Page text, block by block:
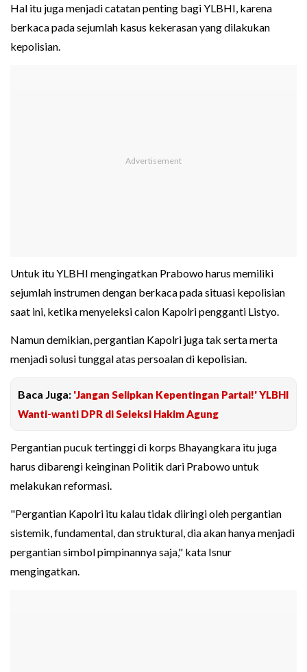
Hal itu juga menjadi catatan penting bagi YLBHI, karena
berkaca pada sejumlah kasus kekerasan yang dilakukan
kepolisian.
Untuk itu YLBHI mengingatkan Prabowo harus memiliki
sejumlah instrumen dengan berkaca pada situasi kepolisian
saat ini, ketika menyeleksi calon Kapolri pengganti Listyo.
Namun demikian, pergantian Kapolri juga tak serta merta
menjadi solusi tunggal atas persoalan di kepolisian.
Baca Juga: 'Jangan Selipkan Kepentingan Partai!' YLBHI
Wanti-wanti DPR di Seleksi Hakim Agung
Pergantian pucuk tertinggi di korps Bhayangkara itu juga
harus dibarengi keinginan Politik dari Prabowo untuk
melakukan reformasi.
"Pergantian Kapolri itu kalau tidak diiringi oleh pergantian
sistemik, fundamental, dan struktural, dia akan hanya menjadi
pergantian simbol pimpinannya saja," kata Isnur
mengingatkan.